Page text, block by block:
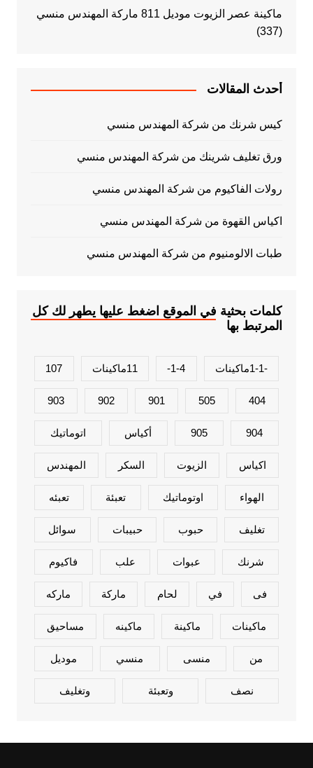
ماكينة عصر الزيوت موديل 811 ماركة المهندس منسي
(337)
أحدث المقالات
كيس شرنك من شركة المهندس منسي
ورق تغليف شرينك من شركة المهندس منسي
رولات الفاكيوم من شركة المهندس منسي
اكياس القهوة من شركة المهندس منسي
طبات الالومنيوم من شركة المهندس منسي
كلمات بحثية في الموقع اضغط عليها يطهر لك كل
المرتبط بها
-1-1ماكينات 1-4- 11ماكينات 107
404
505
901
902
903
904
905 أكياس اتوماتيك
اكياس الزيوت السكر المهندس
الهواء اوتوماتيك تعبئة تعبئه
تغليف حبوب حبيبات سوائل
شرنك عبوات علب فاكيوم
فى في لحام ماركة ماركه
ماكينات ماكينة ماكينه مساحيق
من منسى منسي موديل
نصف وتعبئة وتغليف